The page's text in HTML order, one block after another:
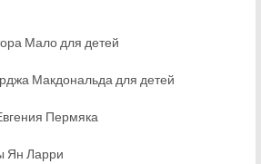
Мало для детей
Макдональда для детей
Пермяка
Ян Ларри